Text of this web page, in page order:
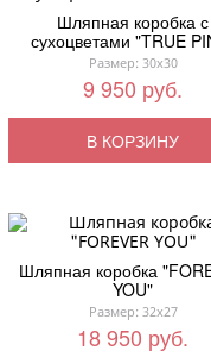
Шляпная коробка с
сухоцветами "TRUE
Размер: 30x30
9 950 руб.
В КОРЗИНУ
Шляпная коробка
YOU"
Размер: 32x27
18 950 руб.